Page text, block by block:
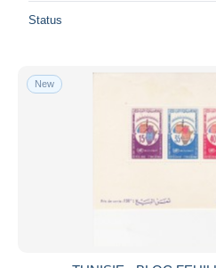
Seller's residence
Status
New